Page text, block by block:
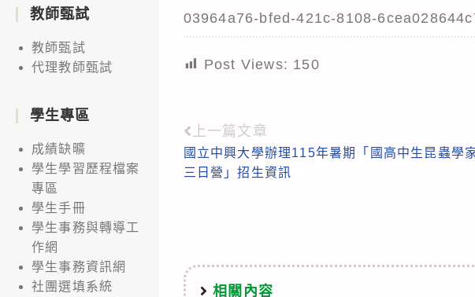
03964a76-bfed-421c-8108-
Post Views: 150
Read
more
上一篇文章
國立中興大學辦理115年暑期「國高中生昆蟲學
三日營」招生資訊
相關內容
教師甄試
教師甄試
代理教師甄試
學生專區
成績缺曠
學生學習歷程檔案
專區
學生手冊
學生事務與轉導工
作網
學生事務資訊網
社團選填系統